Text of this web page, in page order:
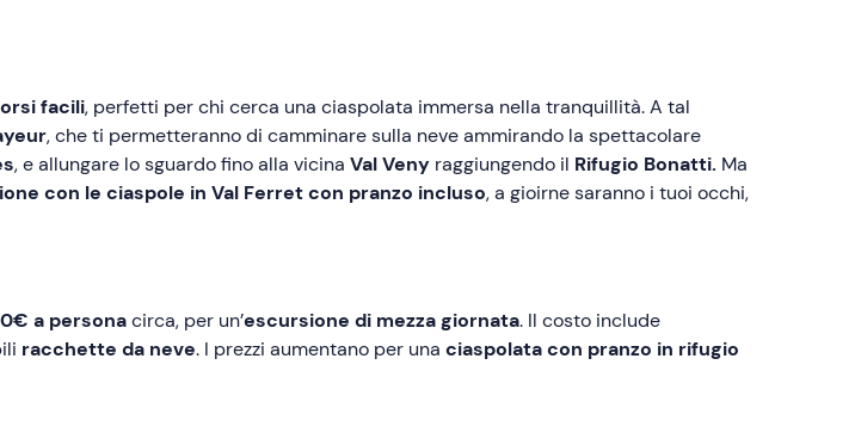
facili, perfetti per chi cerca una ciaspolata immersa nella tranquillità. A tal
, che ti permetteranno di camminare sulla neve ammirando la spettacolare
, e allungare lo sguardo fino alla vicina Val Veny raggiungendo il Rifugio Bonatti. Ma
con le ciaspole in Val Ferret con pranzo incluso, a gioirne saranno i tuoi occhi,
a personacirca, per un’escursione di mezza giornata. Il costo include
racchette da neve. I prezzi aumentano per una ciaspolata con pranzo in rifugio